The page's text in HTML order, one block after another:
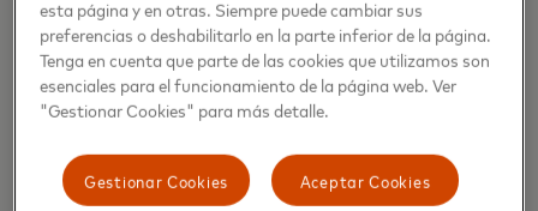
esta página y en otras. Siempre puede cambiar sus
preferencias o deshabilitarlo en la parte inferior de la página.
Tenga en cuenta que parte de las cookies que utilizamos son
esenciales para el funcionamiento de la página web. Ver
"Gestionar Cookies" para más detalle.
Aceptar Cookies
Gestionar Cookies